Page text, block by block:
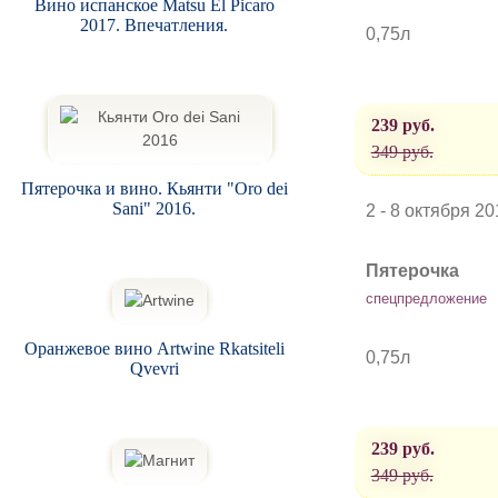
0,75л
239 руб.
349 руб.
2 - 8 октября
Пятерочка
спецпредложение
0,75л
239 руб.
349 руб.
Вино испанское Matsu El Picaro
2017. Впечатления.
Пятерочка и вино. Кьянти "Oro dei
Sani" 2016.
Оранжевое вино Artwine Rkatsiteli
Qvevri